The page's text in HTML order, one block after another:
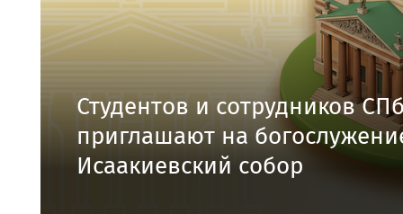
Студентов и сотрудников
приглашают на
Исаакиевский собор